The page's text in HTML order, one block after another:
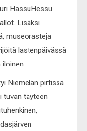
HassuHessu.
Lisäksi
museorasteja
lastenpäivässä
Niemelän pirtissä
tuvan täyteen